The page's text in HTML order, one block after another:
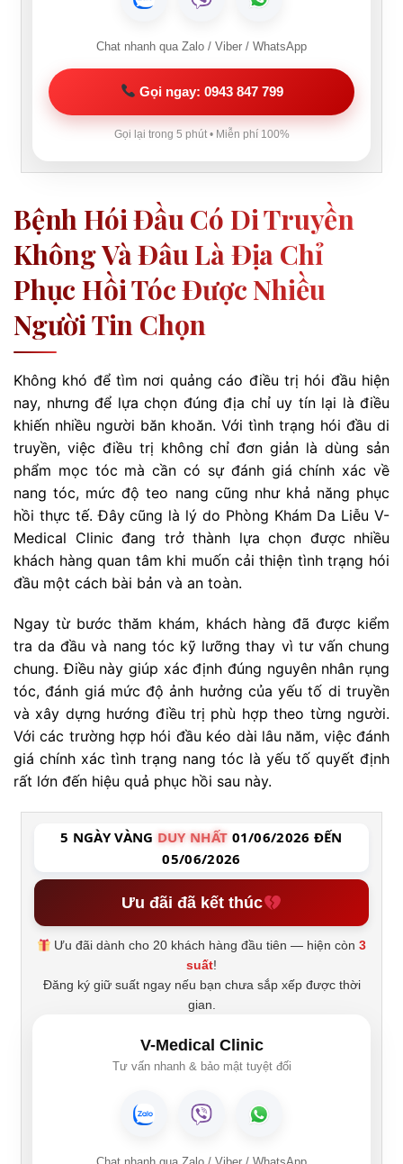
Chat nhanh qua Zalo / Viber / WhatsApp
Gọi ngay: 0943 847 799
Gọi lại trong 5 phút • Miễn phí 100%
Bệnh Hói Đầu Có Di Truyền
Không Và Đâu Là Địa Chỉ
Phục Hồi Tóc Được Nhiều
Người Tin Chọn
Không khó để tìm nơi quảng cáo điều trị hói đầu hiện
nay, nhưng để lựa chọn đúng địa chỉ uy tín lại là điều
khiến nhiều người băn khoăn. Với tình trạng hói đầu di
truyền, việc điều trị không chỉ đơn giản là dùng sản
phẩm mọc tóc mà cần có sự đánh giá chính xác về
nang tóc, mức độ teo nang cũng như khả năng phục
hồi thực tế. Đây cũng là lý do Phòng Khám Da Liễu V-
Medical Clinic đang trở thành lựa chọn được nhiều
khách hàng quan tâm khi muốn cải thiện tình trạng hói
đầu một cách bài bản và an toàn.
Ngay từ bước thăm khám, khách hàng đã được kiểm
tra da đầu và nang tóc kỹ lưỡng thay vì tư vấn chung
chung. Điều này giúp xác định đúng nguyên nhân rụng
tóc, đánh giá mức độ ảnh hưởng của yếu tố di truyền
và xây dựng hướng điều trị phù hợp theo từng người.
Với các trường hợp hói đầu kéo dài lâu năm, việc đánh
giá chính xác tình trạng nang tóc là yếu tố quyết định
rất lớn đến hiệu quả phục hồi sau này.
5 NGÀY VÀNG DUY NHẤT 01/06/2026 ĐẾN
05/06/2026
Ưu đãi đã kết thúc
Ưu đãi dành cho 20 khách hàng đầu tiên — hiện còn3
suất!
Đăng ký giữ suất ngay nếu bạn chưa sắp xếp được thời
gian.
V-Medical Clinic
Tư vấn nhanh & bảo mật tuyệt đối